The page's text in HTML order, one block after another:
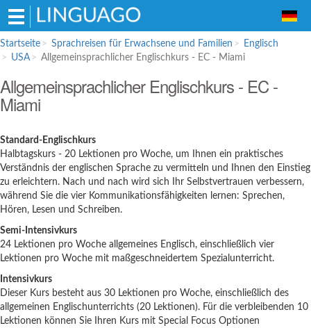
Hauptmenü
Familien
Spanisch
Italienisch
Sprachschulen für Schüler
Englisch
Italienisch
Bildungsurlaub
Startseite Sprachreisen für Erwachsene und Familien
Englisch
USA
Allgemeinsprachlicher Englischkurs - EC - Miami
Allgemeinsprachlicher Englischkurs - EC -
Miami
Standard-Englischkurs
Halbtagskurs - 20 Lektionen pro Woche, um Ihnen ein praktisches
Verständnis der englischen Sprache zu vermitteln und Ihnen den Einstieg
zu erleichtern. Nach und nach wird sich Ihr Selbstvertrauen verbessern,
während Sie die vier Kommunikationsfähigkeiten lernen: Sprechen,
Hören, Lesen und Schreiben.
Semi-Intensivkurs
24 Lektionen pro Woche allgemeines Englisch, einschließlich vier
Lektionen pro Woche mit maßgeschneidertem Spezialunterricht.
Intensivkurs
Dieser Kurs besteht aus 30 Lektionen pro Woche, einschließlich des
allgemeinen Englischunterrichts (20 Lektionen). Für die verbleibenden 10
Lektionen können Sie Ihren Kurs mit Special Focus Optionen